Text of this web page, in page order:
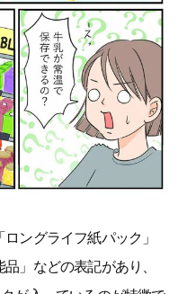
ングライフ紙パック」
」などの表記があり、